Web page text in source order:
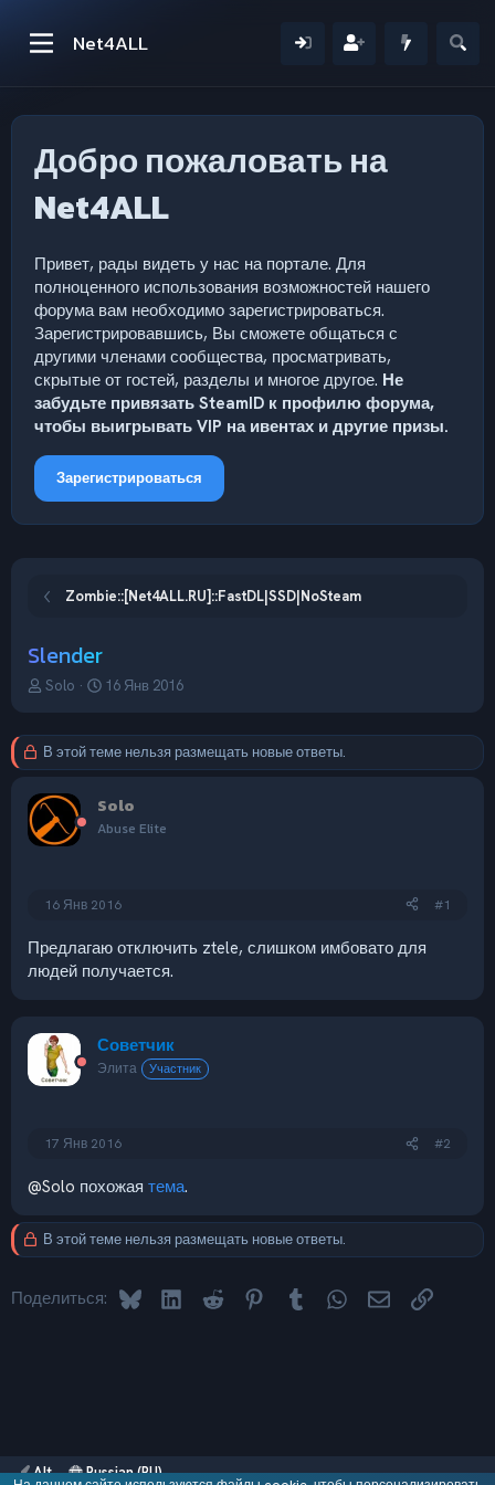
Net4ALL
Добро пожаловать на
Net4ALL
Привет, рады видеть у нас на портале. Для
полноценного использования возможностей нашего
форума вам необходимо зарегистрироваться.
Зарегистрировавшись, Вы сможете общаться с
другими членами сообщества, просматривать,
скрытые от гостей, разделы и многое другое. Не
забудьте привязать SteamID к профилю форума,
чтобы выигрывать VIP на ивентах и другие призы.
Зарегистрироваться
Zombie::[Net4ALL.RU]::FastDL|SSD|NoSteam
Slender
А
о
е
м
ы
Solo
Д
ч
а
16 Янв 2016
В этой теме нельзя размещать новые ответы.
Solo
Abuse Elite
16 Янв 2016 #1
Предлагаю отключить ztele, слишком имбовато для
людей получается.
Советчик
Элита Участник
17 Янв 2016 #2
@Solo похожая тема.
В этой теме нельзя размещать новые ответы.
Поделиться: Bluesky LinkedInReddit PinterestTumblr WhatsApp
Электронная
Ссылка
Alt Russian (RU)